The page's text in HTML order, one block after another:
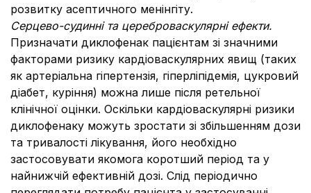
розвитку асептичного менінгіту.
Серцево-судинні та цереброваскулярні ефекти.
Призначати диклофенак пацієнтам зі значними
факторами ризику кардіоваскулярних явищ (таких
як артеріальна гіпертензія, гіперліпідемія, цукровий
діабет, куріння) можна лише після ретельної
клінічної оцінки. Оскільки кардіоваскулярні ризики
диклофенаку можуть зростати зі збільшенням дози
та тривалості лікування, його необхідно
застосовувати якомога коротший період та у
найнижчій ефективній дозі. Слід періодично